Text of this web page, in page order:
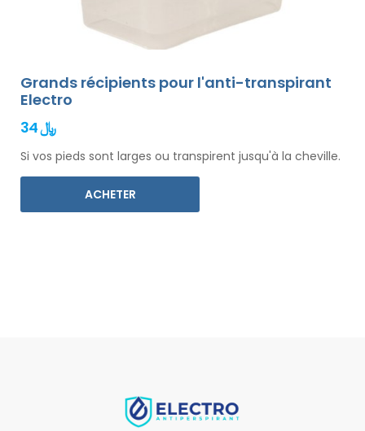
Grands récipients pour l'anti-transpirant
Electro
34 ﷼
Si vos pieds sont larges ou transpirent jusqu'à la cheville.
ACHETER